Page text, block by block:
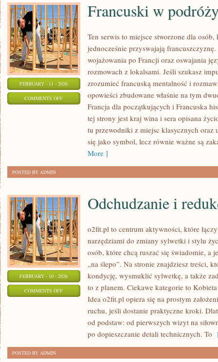
FEBRUARY - 11 - 2026
COMMENTS OFFON
FRANCUSKI
Francuski w
Ten serwis to miejsce stworzone dla
jednocześnie przyswajają
wojażowania po Francji oraz oswajania
rozmowach z lokalsami. Jeśli szukasz
zrozumieć francuską mentalność i
opowieści zbudowane właśnie na tym
Francja dla początkujących i Francuska
tej strony jest kraj wina i sera opisana
tu przewodniki z miejsc klasycznych oraz
się jako symbol, lecz równie ważne są
More ]
POSTED BY ADMIN
FEBRUARY - 10 - 2026
COMMENTS OFFON
ODCHUDZANIE
Odchudzanie i
o2fit.pl to centrum aktywności, które
narzędziami do zmiany sylwetki i stylu
osób, które chcą ruszać się świadomie, a
„na ślepo”. Na stronie znajdziesz treści,
kondycję, wysmuklić sylwetkę, a także
to z planem. Ciekawe kategorie to
Idea o2fit.pl opiera się na prostym
ruchu, jeśli dostanie praktyczne kroki.
od podstaw: od pierwszych wizyt na
po dopieszczanie detali technicznych. To
POSTED BY ADMIN